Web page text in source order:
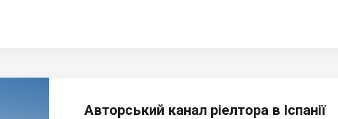
Авторський канал ріелтора в Іспанії